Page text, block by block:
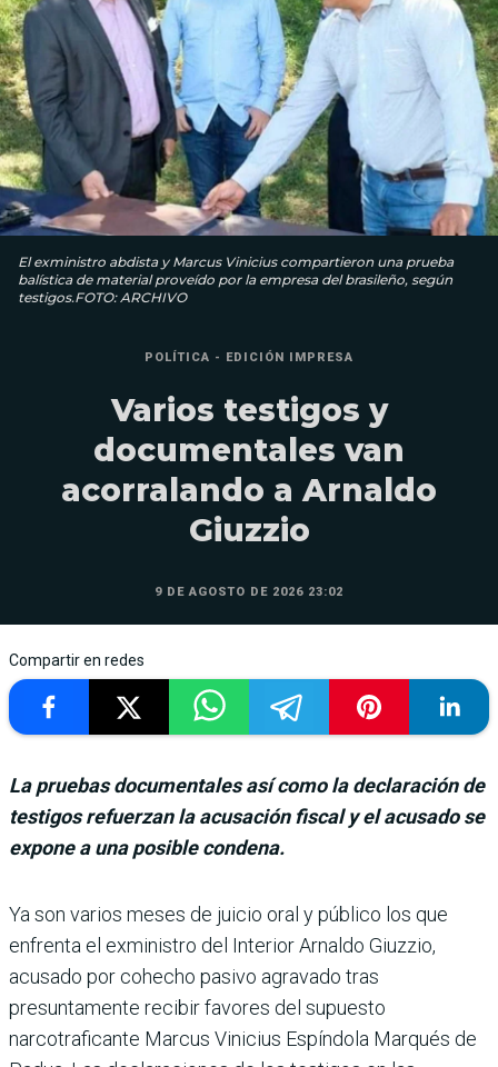
El exministro abdista y Marcus Vinicius compartieron una prueba
balística de material proveído por la empresa del brasileño, según
testigos.FOTO: ARCHIVO
POLÍTICA - EDICIÓN IMPRESA
Varios testigos y
documentales van
acorralando a Arnaldo
Giuzzio
9 DE AGOSTO DE 2026 23:02
Compartir en redes
La pruebas documentales así como la declaración de
testigos refuerzan la acusación fiscal y el acusado se
expone a una posible condena.
Ya son varios meses de juicio oral y público los que
enfrenta el exministro del Interior Arnaldo Giuzzio,
acusado por cohecho pasivo agravado tras
presuntamente recibir favores del supuesto
narcotraficante Marcus Vinicius Espíndola Marqués de